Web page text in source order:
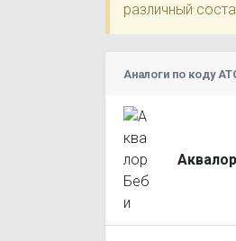
различный
Аналоги по коду